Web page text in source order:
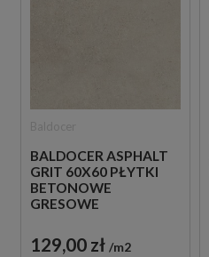
BALDOCER ASPHALT
GRIT 60X60 PŁYTKI
BETONOWE
GRESOWE
129,00 zł m2